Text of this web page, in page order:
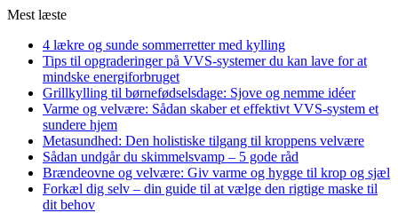
Mest læste
4 lækre og sunde sommerretter med kylling
Tips til opgraderinger på VVS-systemer du kan lave for at
mindske energiforbruget
Grillkylling til børnefødselsdage: Sjove og nemme idéer
Varme og velvære: Sådan skaber et effektivt VVS-system et
sundere hjem
Metasundhed: Den holistiske tilgang til kroppens velvære
Sådan undgår du skimmelsvamp – 5 gode råd
Brændeovne og velvære: Giv varme og hygge til krop og sjæl
Forkæl dig selv – din guide til at vælge den rigtige maske til
dit behov